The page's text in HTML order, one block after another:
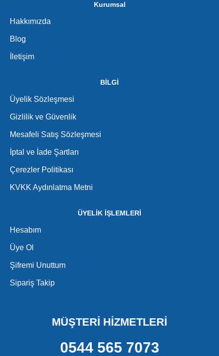
Kurumsal
Hakkımızda
Blog
İletişim
BİLGİ
Üyelik Sözleşmesi
Gizlilik ve Güvenlik
Mesafeli Satış Sözleşmesi
İptal ve İade Şartları
Çerezler Politikası
KVKK Aydınlatma Metni
ÜYELİK İŞLEMLERİ
Hesabım
Üye Ol
Şifremi Unuttum
Sipariş Takip
MÜŞTERİ HİZMETLERİ
0544 565 7073